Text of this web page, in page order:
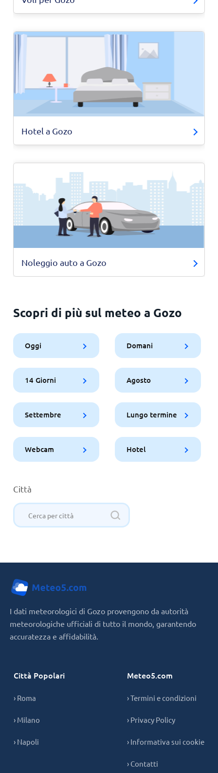
Hotel a Gozo
Noleggio auto a Gozo
Scopri di più sul meteo a Gozo
Oggi Domani
14 Giorni Agosto
Settembre Lungo termine
Webcam Hotel
Città
I dati meteorologici di Gozo provengono da autorità
meteorologiche ufficiali di tutto il mondo, garantendo
accuratezza e affidabilità.
Città Popolari
› Roma
› Milano
› Napoli
Meteo5.com
› Termini e condizioni
› Privacy Policy
› Informativa sui cookie
› Contatti